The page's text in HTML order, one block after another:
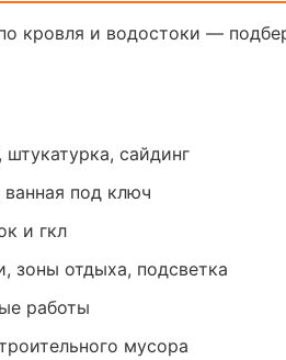
кровля и водостоки —
сайдинг
под ключ
и гкл
зоны отдыха, подсветка
работы
мусора